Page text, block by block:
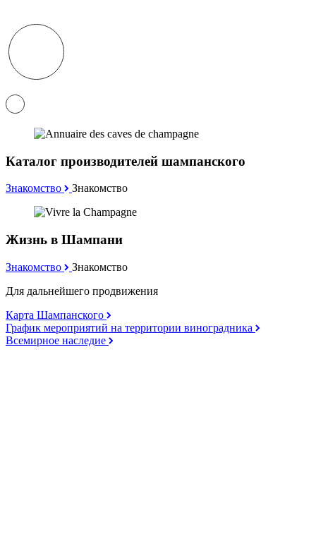
Каталог производителей шампанского
Знакомство Знакомство
Жизнь в Шампани
Знакомство
Знакомство
Для дальнейшего продвижения
Карта Шампанского
График мероприятий на территории виноградника
Всемирное наследие